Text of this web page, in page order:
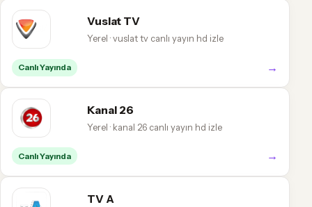
Vuslat TV
Yerel · vuslat tv canlı yayın hd izle
Canlı Yayında →
Kanal 26
Yerel · kanal 26 canlı yayın hd izle
Canlı Yayında →
TV A